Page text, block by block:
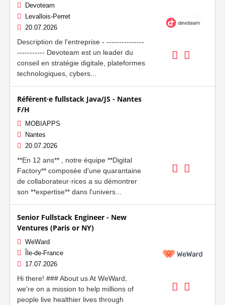
Devoteam
Levallois-Perret
20.07.2026
Description de l'entreprise - ---------------
----------- Devoteam est un leader du
conseil en stratégie digitale, plateformes
technologiques, cybers...
Référent·e fullstack Java/JS - Nantes
F/H
MOBIAPPS
Nantes
20.07.2026
**En 12 ans** , notre équipe **Digital
Factory** composée d'une quarantaine
de collaborateur·rices a su démontrer
son **expertise** dans l'univers...
Senior Fullstack Engineer - New
Ventures (Paris or NY)
WeWard
Île-de-France
17.07.2026
Hi there! ### About us At WeWard,
we're on a mission to help millions of
people live healthier lives through